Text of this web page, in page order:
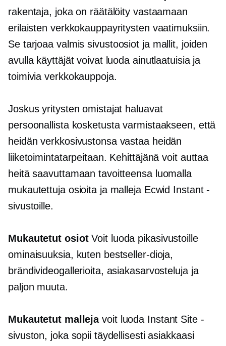
rakentaja, joka on räätälöity vastaamaan
erilaisten verkkokauppayritysten vaatimuksiin.
Se tarjoaa valmis sivustoosiot ja mallit, joiden
avulla käyttäjät voivat luoda ainutlaatuisia ja
toimivia verkkokauppoja.
Joskus yritysten omistajat haluavat
persoonallista kosketusta varmistaakseen, että
heidän verkkosivustonsa vastaa heidän
liiketoimintatarpeitaan. Kehittäjänä voit auttaa
heitä saavuttamaan tavoitteensa luomalla
mukautettuja osioita ja malleja Ecwid Instant -
sivustoille.
Mukautetut osiotVoit luoda pikasivustoille
ominaisuuksia, kuten bestseller-dioja,
brändivideogallerioita, asiakasarvosteluja ja
paljon muuta.
Mukautetut mallejavoit luoda Instant Site -
sivuston, joka sopii täydellisesti asiakkaasi